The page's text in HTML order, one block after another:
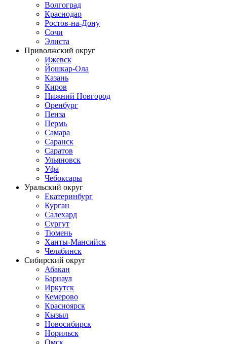
Волгоград
Краснодар
Ростов-на-Дону
Сочи
Элиста
Приволжский округ
Ижевск
Йошкар-Ола
Казань
Киров
Нижний Новгород
Оренбург
Пенза
Пермь
Самара
Саранск
Саратов
Ульяновск
Уфа
Чебоксары
Уральский округ
Екатеринбург
Курган
Салехард
Сургут
Тюмень
Ханты-Мансийск
Челябинск
Сибирский округ
Абакан
Барнаул
Иркутск
Кемерово
Красноярск
Кызыл
Новосибирск
Норильск